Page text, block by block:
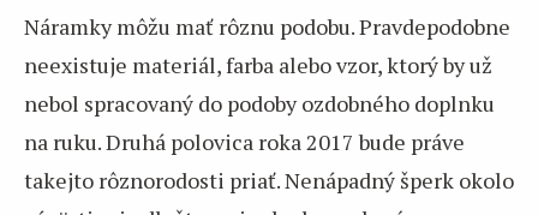
Náramky môžu mať rôznu podobu. Pravdepodobne
neexistuje materiál, farba alebo vzor, ktorý by už
nebol spracovaný do podoby ozdobného doplnku
na ruku. Druhá polovica roka 2017 bude práve
takejto rôznorodosti priať. Nenápadný šperk okolo